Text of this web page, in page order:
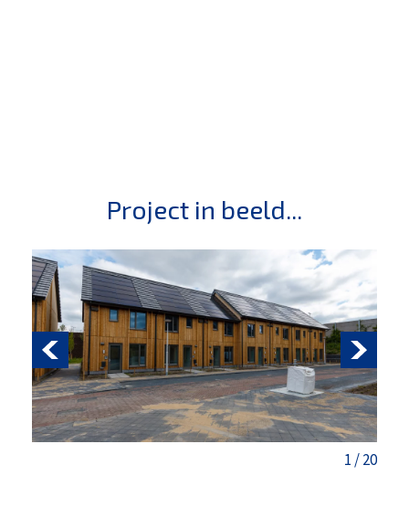
Project in beeld...
1/20